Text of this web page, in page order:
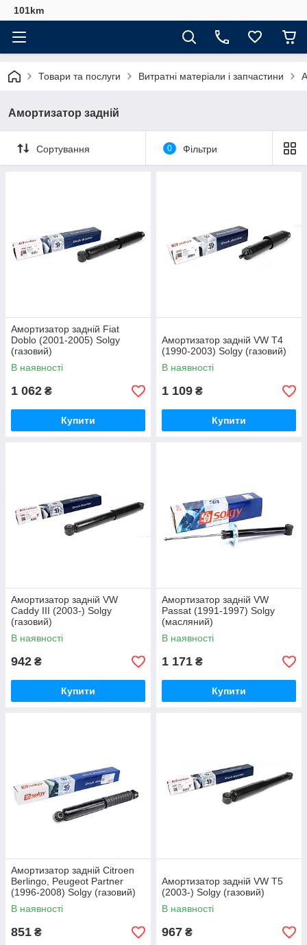
101km
Товари та послуги Витратні матеріали і запчастини
Амортизатор задній
Сортування 0 Фільтри
Амортизатор задній Fiat
Doblo (2001-2005) Solgy
(газовий)
В наявності
1 062 ₴
Купити
Амортизатор задній VW T4
(1990-2003) Solgy (газовий)
В наявності
1 109 ₴
Купити
Амортизатор задній VW
Caddy III (2003-) Solgy
(газовий)
В наявності
942 ₴
Купити
Амортизатор задній VW
Passat (1991-1997) Solgy
(масляний)
В наявності
1 171 ₴
Купити
Амортизатор задній Citroen
Berlingo, Peugeot Partner
(1996-2008) Solgy (газовий)
В наявності
851 ₴
Амортизатор задній VW T5
(2003-) Solgy (газовий)
В наявності
967 ₴